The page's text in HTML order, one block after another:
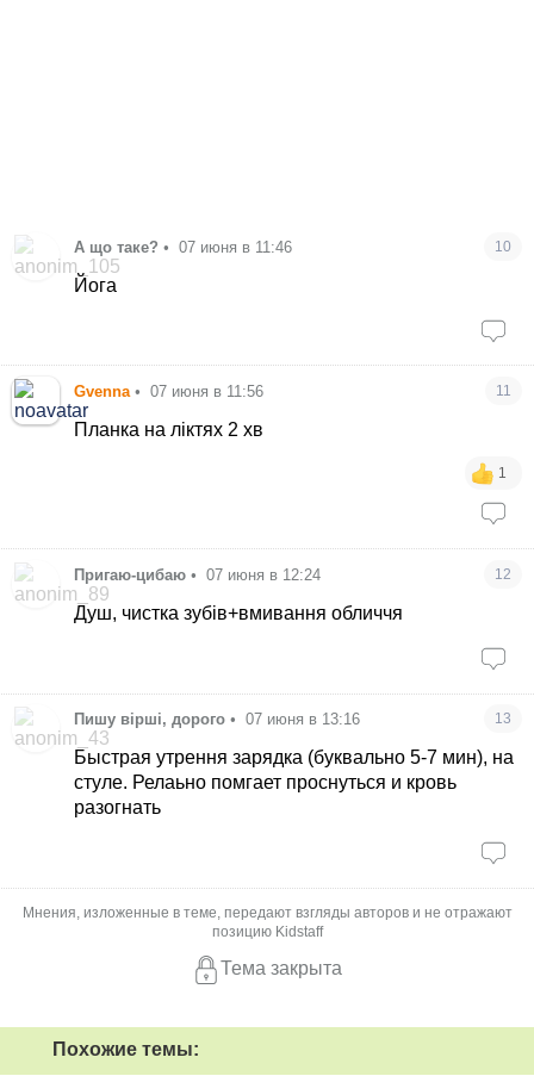
А що таке? • 07 июня в 11:46 10
Йога
Gvenna • 07 июня в 11:56 11
Планка на ліктях 2 хв
1
Пригаю-цибаю • 07 июня в 12:24 12
Душ, чистка зубів+вмивання обличчя
Пишу вірші, дорого • 07 июня в 13:16 13
Быстрая утрення зарядка (буквально 5-7 мин), на
стуле. Релаьно помгает проснуться и кровь
разогнать
Мнения, изложенные в теме, передают взгляды авторов и не отражают
позицию Kidstaff
Тема закрыта
Похожие темы: